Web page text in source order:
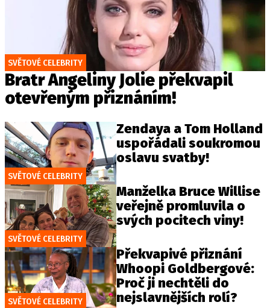
SVĚTOVÉ CELEBRITY
Bratr Angeliny Jolie překvapil
otevřeným přiznáním!
SVĚTOVÉ CELEBRITY
Zendaya a Tom Holland
uspořádali soukromou
oslavu svatby!
SVĚTOVÉ CELEBRITY
Manželka Bruce Willise
veřejně promluvila o
svých pocitech viny!
SVĚTOVÉ CELEBRITY
Překvapivé přiznání
Whoopi Goldbergové:
Proč ji nechtěli do
nejslavnějších rolí?